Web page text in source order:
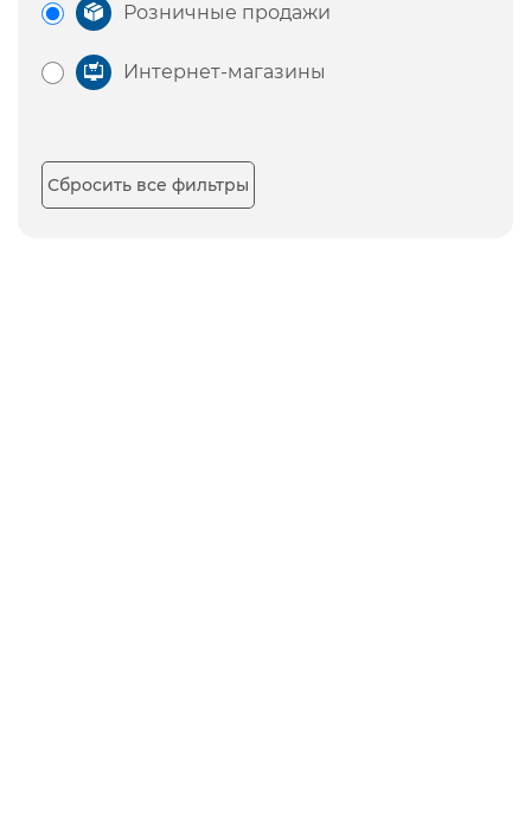
Розничные продажи
Интернет-магазины
Сбросить все фильтры